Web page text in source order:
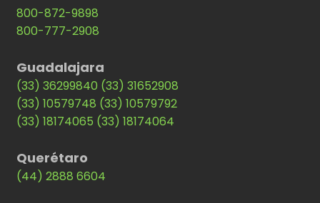
800-872-9898
800-777-2908
Guadalajara
(33) 36299840 (33) 31652908
(33) 10579748 (33) 10579792
(33) 18174065 (33) 18174064
Querétaro
(44) 2888 6604